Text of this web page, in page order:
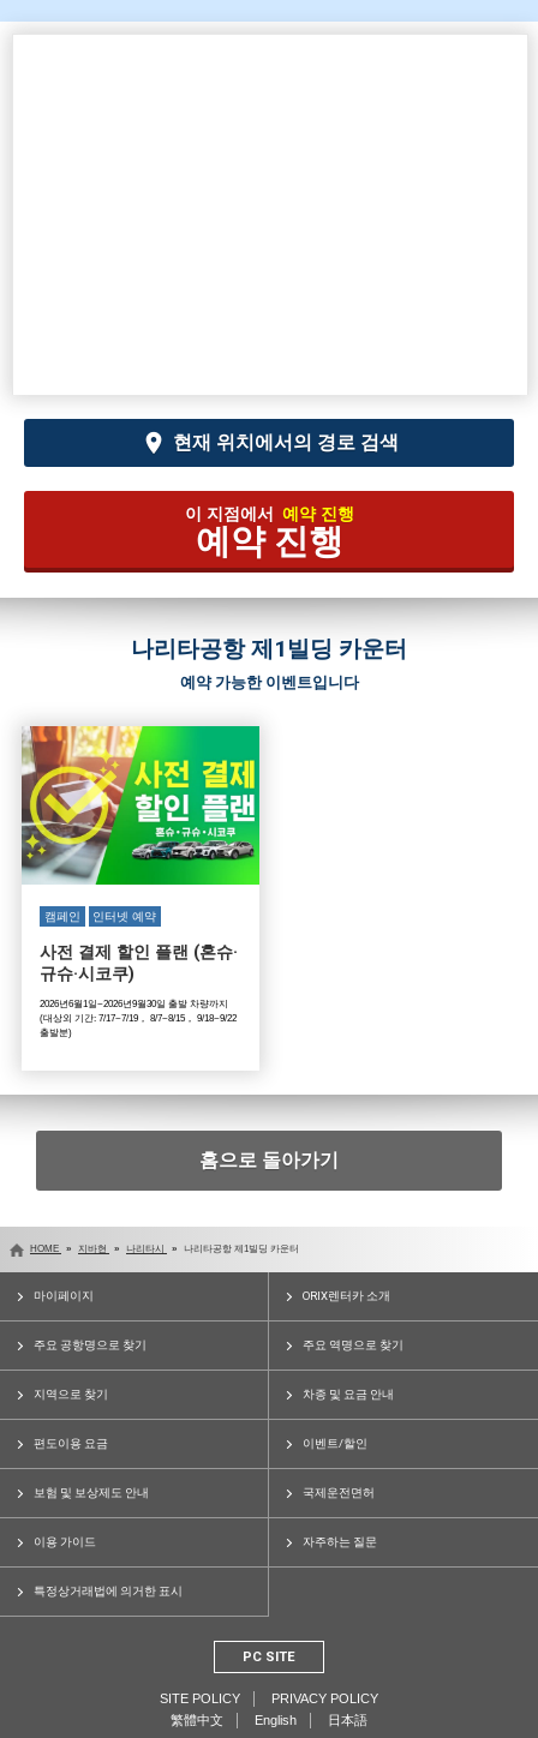
현재 위치에서의 경로 검색
이 지점에서 예약 진행
예약 진행
나리타공항 제1빌딩 카운터
예약 가능한 이벤트입니다
캠페인 인터넷 예약
사전 결제 할인 플랜 (혼슈·
규슈·시코쿠)
2026년6월1일~2026년9월30일 출발 차량까지
(대상외 기간: 7/17~7/19， 8/7~8/15， 9/18~9/22
출발분)
홈으로 돌아가기
HOME 지바현 나리타시 나리타공항 제1빌딩 카운터
마이페이지 ORIX렌터카 소개
주요 공항명으로 찾기 주요 역명으로 찾기
지역으로 찾기 차종 및 요금 안내
편도이용 요금 이벤트/할인
보험 및 보상제도 안내 국제운전면허
이용 가이드 자주하는 질문
특정상거래법에 의거한 표시
PC SITE
SITE POLICY
PRIVACY POLICY
繁體中文
English 日本語